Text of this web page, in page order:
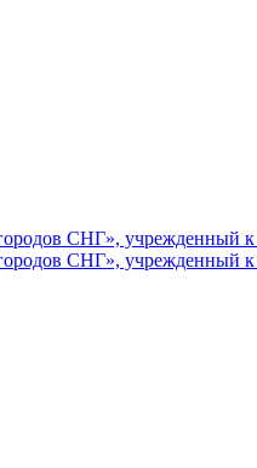
СНГ», учрежденный к
СНГ», учрежденный